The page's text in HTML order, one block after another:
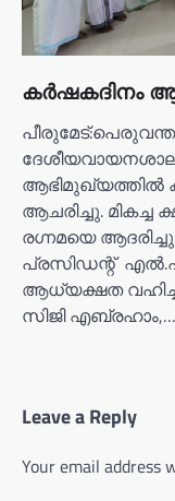
o
n
കർഷകദിനം
ആഭിമുഖ്യത്തിൽ
ആചരിച്ചു. മികച്ച
രഗ്നമയെ
പ്രസിഡന്റ്‌
ആധ്യക്ഷത
സിജി എബ്രഹാം,…
Leave a Reply
Your email address